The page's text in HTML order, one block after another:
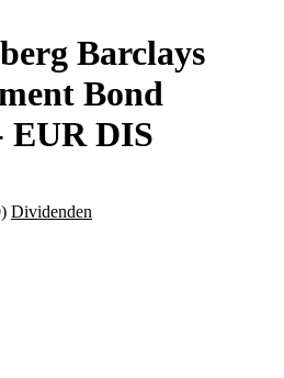
Barclays
Bond
EUR DIS
Dividenden